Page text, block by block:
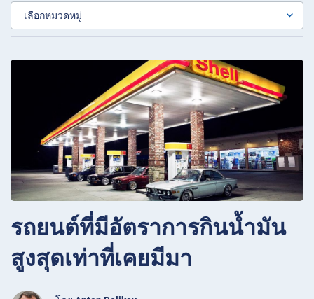
รถยนต์ที่มีอัตราการกินน้ำมัน
สูงสุดเท่าที่เคยมีมา